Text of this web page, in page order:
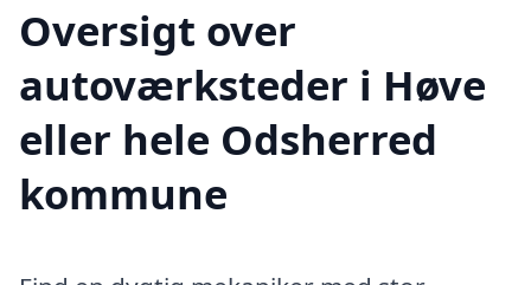
Oversigt over
autoværksteder i Høve
eller hele Odsherred
kommune